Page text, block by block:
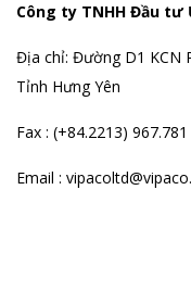
Công ty TNHH Đầu tư
Địa chỉ: Đường D1 KCN
Tỉnh Hưng Yên
Fax : (+84.2213) 967.781
Email :